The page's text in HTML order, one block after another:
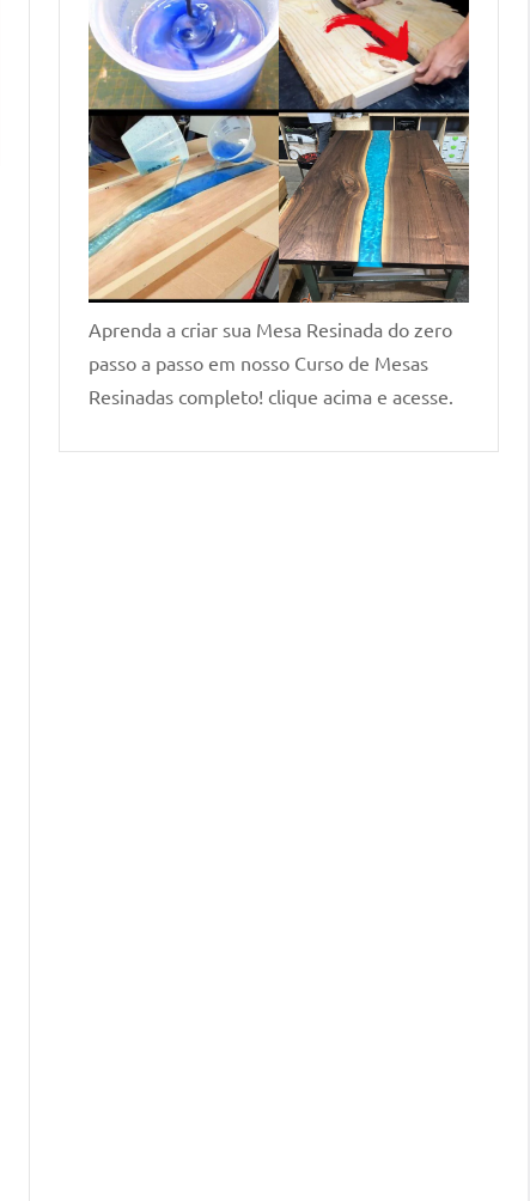
Aprenda a criar sua Mesa Resinada do zero
passo a passo em nosso Curso de Mesas
Resinadas completo! clique acima e acesse.